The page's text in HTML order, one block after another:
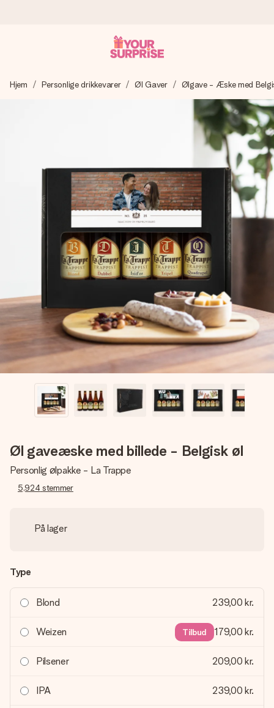
Vi laver din gave med omhu og sender den lynhurtigt – så
du kan give den på det helt rette tidspunkt, når den
4,7 (baseret på +15.000 anmeldelser)
Vores gaver inspirerer. Kunderne giver os 4,7 på Google
Reviews.
Gratis kort med hilsen
Lav noget særligt i blot få trin – med hendes navn, et
billede af dig eller en besked, der går lige i hendes hjerte.
Intet besvær men udelukkende en masse kærlighed i
øjeblikket.
Hjem Personlige drikkevarer Øl Gaver Ølgave - Æske med
Øl gaveæske med billede - Belgisk øl
Personlig ølpakke - La Trappe
5,924 stemmer
På lager
Type
Blond 239,00 kr.
Weizen Tilbud 179,00 kr.
Pilsener 209,00 kr.
IPA 239,00 kr.